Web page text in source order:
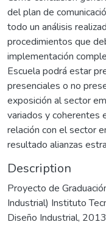
del plan de
todo un análisis
procedimientos que
implementación
Escuela podrá estar
presenciales o no
exposición al sector
variados y coherentes
relación con el sector
resultado alianzas
Description
Proyecto de
Industrial) Instituto
Diseño Industrial,